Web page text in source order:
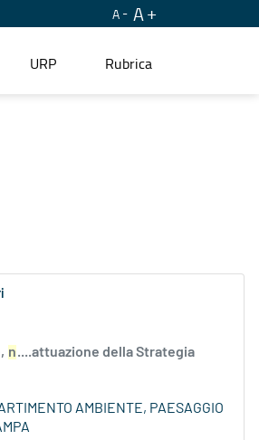
A A
URP Rubrica
n....attuazione della Strategia
AMBIENTE, PAESAGGIO